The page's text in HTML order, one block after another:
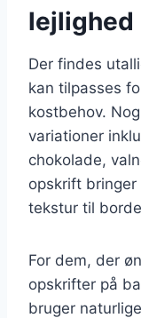
lejlighed
Der findes
kan tilpasses
kostbehov.
variationer
chokolade,
opskrift bringer
tekstur til
For dem, der
opskrifter på
bruger